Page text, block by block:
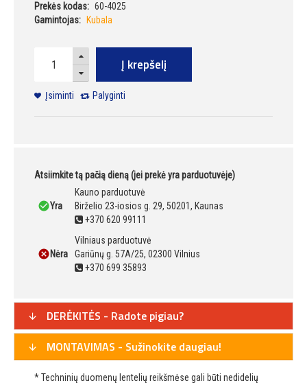
Prekės kodas: 60-4025
Gamintojas:
Kubala
Į krepšelį
Įsiminti Palyginti
Atsiimkite tą pačią dieną (jei prekė yra parduotuvėje)
Yra
Kauno parduotuvė
Birželio 23-iosios g. 29, 50201, Kaunas
+370 620 99111
Nėra
Vilniaus parduotuvė
Gariūnų g. 57A/25, 02300 Vilnius
+370 699 35893
DERĖKITĖS - Radote pigiau?
MONTAVIMAS - Sužinokite daugiau!
* Techninių duomenų lentelių reikšmėse gali būti nedidelių